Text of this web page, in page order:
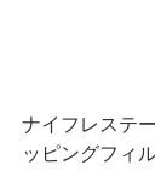
ナイフレステ
ッピングフィ